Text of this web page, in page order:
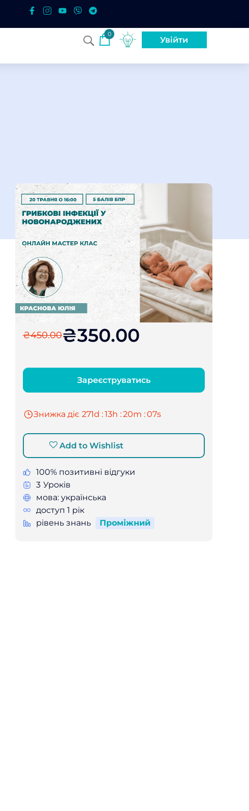
0
Увійти
₴450.00₴350.00
Зареєструватись
Знижка діє 271d :13h :20m :06s
Add to Wishlist
100% позитивні відгуки
3 Уроків
мова: українська
доступ 1 рік
рівень знань
Проміжний